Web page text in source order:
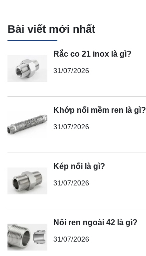
Bài viết mới nhất
Rắc co 21 inox là gì?
31/07/2026
Khớp nối mềm ren là gì?
31/07/2026
Kép nối là gì?
31/07/2026
Nối ren ngoài 42 là gì?
31/07/2026